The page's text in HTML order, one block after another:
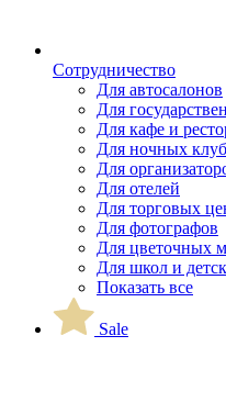
Сотрудничество
Для автосалонов
Для
Для кафе и
Для ночных
Для
Для отелей
Для торговых
Для фотографов
Для цветочных
Для школ и
Показать все
Sale